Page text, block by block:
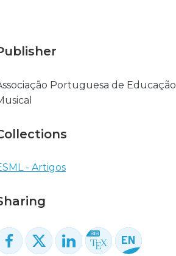
Portuguesa de Educação
- Artigos